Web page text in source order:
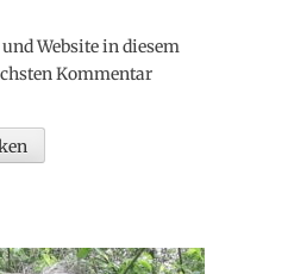
Website in diesem
Kommentar